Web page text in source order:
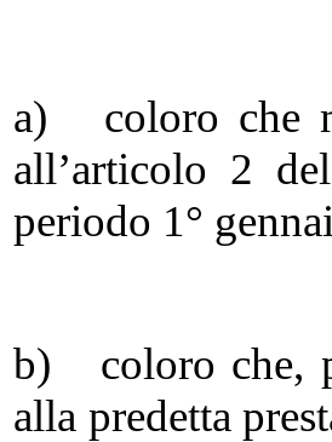
a) coloro che
all’articolo 2
periodo 1°
b) coloro che,
alla predetta